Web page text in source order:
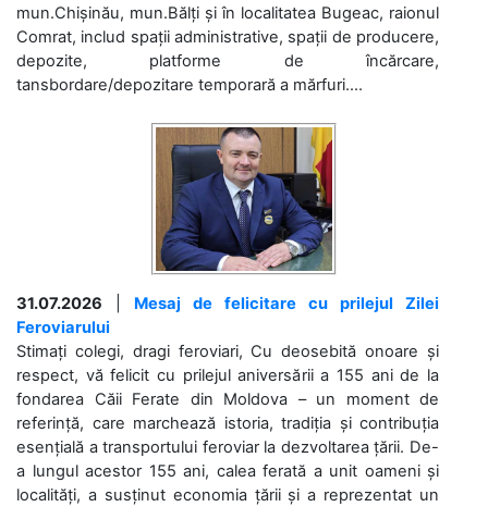
mun.Chișinău, mun.Bălți și în localitatea Bugeac, raionul
Comrat, includ spații administrative, spații de producere,
depozite, platforme de încărcare,
tansbordare/depozitare temporară a mărfuri....
31.07.2026
Mesaj de felicitare cu prilejul Zilei
Feroviarului
Stimați colegi, dragi feroviari, Cu deosebită onoare și
respect, vă felicit cu prilejul aniversării a 155 ani de la
fondarea Căii Ferate din Moldova – un moment de
referință, care marchează istoria, tradiția și contribuția
esențială a transportului feroviar la dezvoltarea țării. De-
a lungul acestor 155 ani, calea ferată a unit oameni și
localități, a susținut economia țării și a reprezentat un